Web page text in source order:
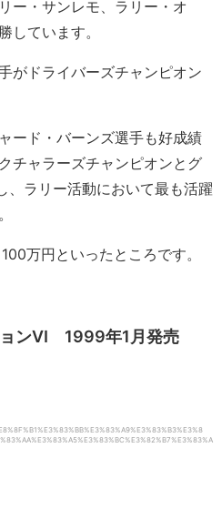
ー・サンレモ、ラリー・オ
しています。
がドライバーズチャンピオン
ード・バーンズ選手も好成績
チャラーズチャンピオンとグ
、ラリー活動において最も活躍
万円といったところです。
ョンⅥ 1999年1月発売